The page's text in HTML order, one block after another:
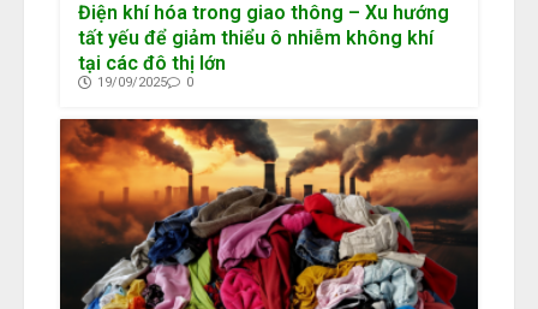
Điện khí hóa trong giao thông – Xu hướng
tất yếu để giảm thiểu ô nhiễm không khí
tại các đô thị lớn
19/09/2025 0